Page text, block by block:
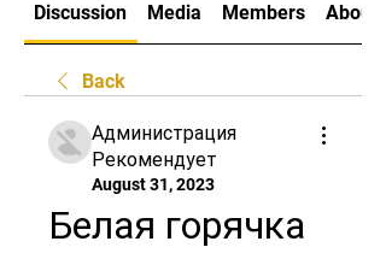
Discussion Media Members About
Back
Администрация
Рекомендует
August 31, 2023
Белая горячка